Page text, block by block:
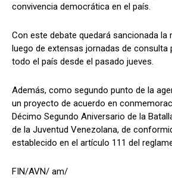
convivencia democrática en el país.
Con este debate quedará sancionada la
luego de extensas jornadas de consulta
todo el país desde el pasado jueves.
Además, como segundo punto de la
un proyecto de acuerdo en
Décimo Segundo Aniversario de la
de la Juventud Venezolana, de
establecido en el artículo 111 del
FIN/AVN/ am/